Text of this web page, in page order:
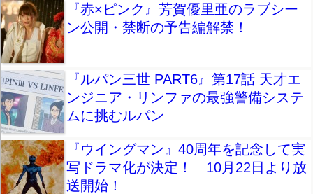
『赤×ピンク』芳賀優里亜のラブシー
ン公開・禁断の予告編解禁！
『ルパン三世 PART6』第17話 天才エ
ンジニア・リンファの最強警備システ
ムに挑むルパン
『ウイングマン』40周年を記念して実
写ドラマ化が決定！ 10月22日より放
送開始！